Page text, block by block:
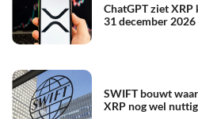
ChatGPT ziet
31 december 2026
SWIFT bouwt
XRP nog wel